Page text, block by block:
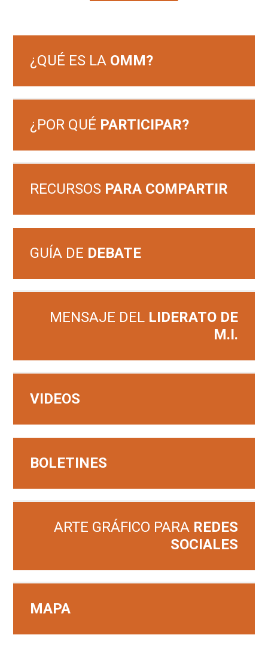
¿QUÉ ES LA OMM?
¿POR QUÉ PARTICIPAR?
RECURSOS PARA COMPARTIR
GUÍA DE DEBATE
MENSAJE DEL LIDERATO DE
M.I.
VIDEOS
BOLETINES
ARTE GRÁFICO PARA REDES
SOCIALES
MAPA